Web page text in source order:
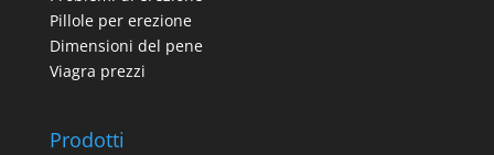
Pillole per erezione
Dimensioni del pene
Viagra prezzi
Prodotti